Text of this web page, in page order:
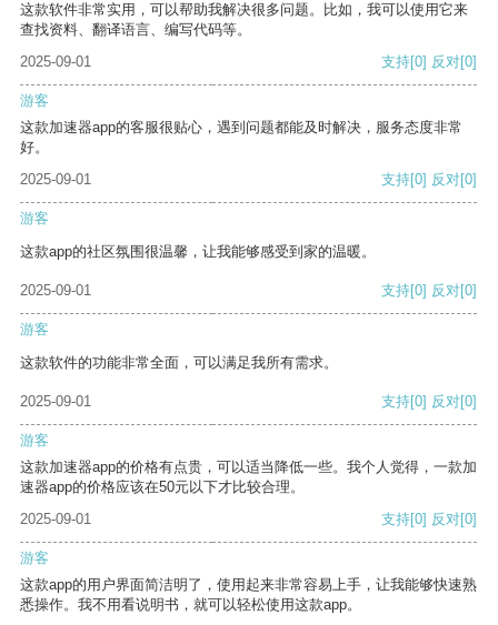
这款软件非常实用，可以帮助我解决很多问题。比如，我可以使用它来
查找资料、翻译语言、编写代码等。
2025-09-01
支持[0] 反对[0]
游客
这款加速器app的客服很贴心，遇到问题都能及时解决，服务态度非常
好。
2025-09-01
支持[0] 反对[0]
游客
这款app的社区氛围很温馨，让我能够感受到家的温暖。
2025-09-01 支持[0] 反对[0]
游客
这款软件的功能非常全面，可以满足我所有需求。
2025-09-01 支持[0] 反对[0]
游客
这款加速器app的价格有点贵，可以适当降低一些。我个人觉得，一款加
速器app的价格应该在50元以下才比较合理。
2025-09-01
支持[0] 反对[0]
游客
这款app的用户界面简洁明了，使用起来非常容易上手，让我能够快速熟
悉操作。我不用看说明书，就可以轻松使用这款app。